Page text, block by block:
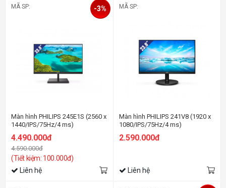
MÃ SP:
Màn hình PHILIPS 245E1S (2560 x
1440/IPS/75Hz/4 ms)
4.490.000đ
4.590.000đ
(Tiết kiệm: 100.000đ)
-3%
Liên hệ
MÃ SP:
Màn hình PHILIPS 241V8 (1920 x
1080/IPS/75Hz/4 ms)
2.590.000đ
Liên hệ